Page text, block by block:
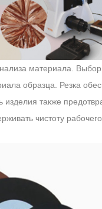
материала. Выбор
образца. Резка
изделия также
чистоту